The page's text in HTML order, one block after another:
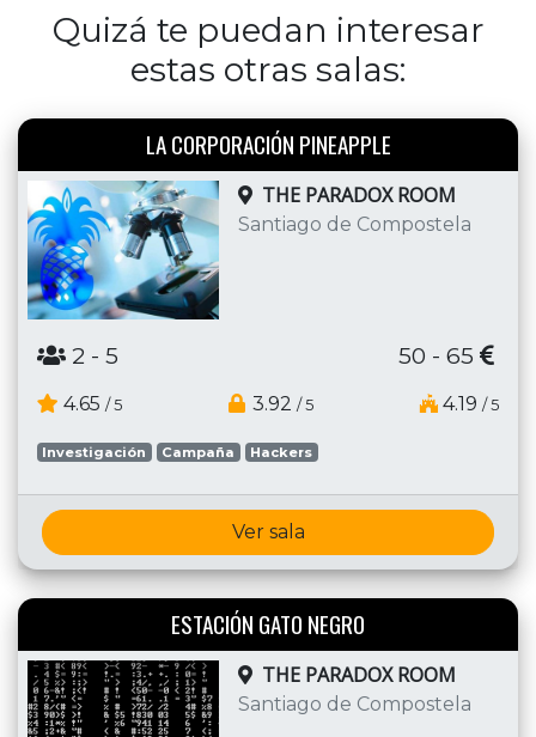
Quizá te puedan interesar
estas otras salas:
LA CORPORACIÓN PINEAPPLE
THE PARADOX ROOM
Santiago de Compostela
2 - 5 50 - 65
4.65 / 5 3.92 / 5 4.19 / 5
Investigación Campaña Hackers
Ver sala
ESTACIÓN GATO NEGRO
THE PARADOX ROOM
Santiago de Compostela